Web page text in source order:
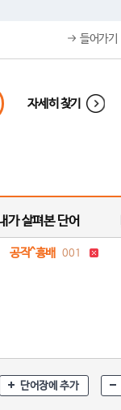
들어가기
자세히 찾기
가 살펴본 단어
공작^흉배 001
단어장에 추가